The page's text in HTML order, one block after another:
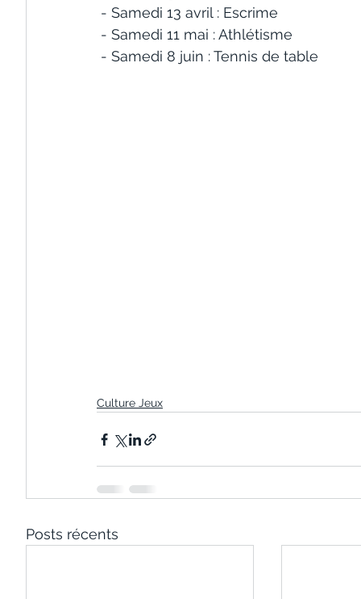
- Samedi 13 avril : Escrime
- Samedi 11 mai : Athlétisme
- Samedi 8 juin : Tennis de table
Culture Jeux
Posts récents